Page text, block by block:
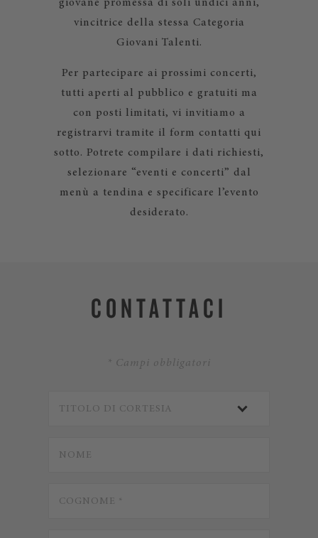
giovane promessa di soli undici anni,
vincitrice della stessa Categoria
Giovani Talenti.
Per partecipare ai prossimi concerti,
tutti aperti al pubblico e gratuiti ma
con posti limitati, vi invitiamo a
registrarvi tramite il form contatti qui
sotto. Potrete compilare i dati richiesti,
selezionare “eventi e concerti” dal
menù a tendina e specificare l’evento
desiderato.
CONTATTACI
* Campi obbligatori